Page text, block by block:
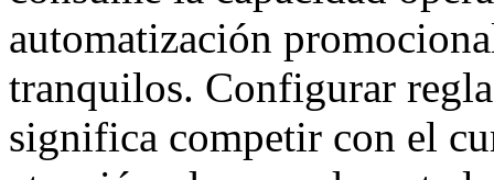
automatización
tranquilos. Configurar
significa competir con el